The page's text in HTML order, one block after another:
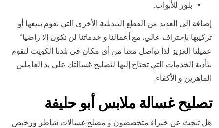
بلور للأبواب.
إضافة الى العديد من القطع التبديلية الأخرى التي نقوم ببيعها أو
تركيبها بإحتراف عالي. مع أعمالنا و خدماتنا لن تكون إلا راضيا”
عميلنا العزيز لذا تواصل معنا من أي مكان في بلدنا الكويت لنقوم
بتأدية الخدمات التي تحتاج إليها لتصليح غسالتك على يد العاملين
الماهرين و الأكفاء.
تصليح غسالة ملابس أبو حليفة
هل تبحث عن خبراء متخصصون و مصلح غسالات شاطر ورخيص